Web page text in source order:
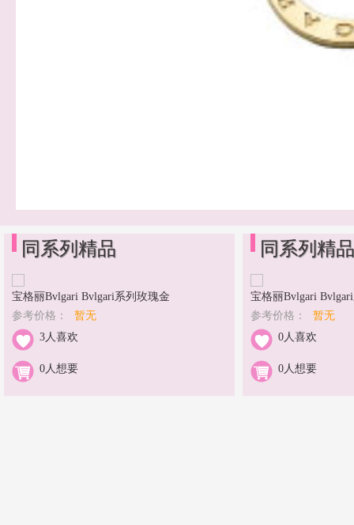
同系列精品
宝格丽Bvlgari Bvlgari系列玫瑰金
参考价格：
暂无
3人喜欢
0人想要
同系列精品
宝格丽Bvlgari
参考价格：
暂无
0人喜欢
0人想要